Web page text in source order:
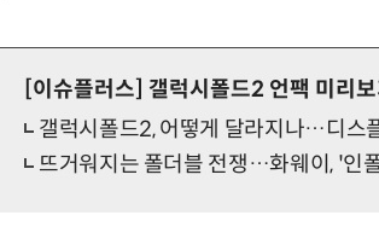
[이슈플러스] 갤럭시폴드2 언팩 미리보
갤럭시폴드2, 어떻게 달라지나…디스플레
뜨거워지는 폴더블 전쟁…화웨이, '인폴딩' 전환하고